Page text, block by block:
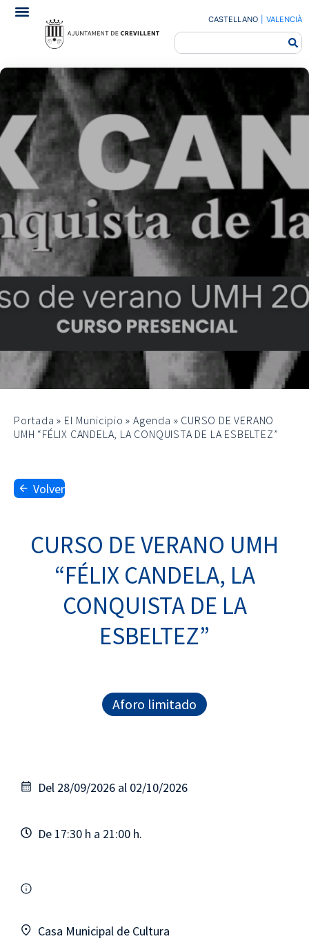
CASTELLANO VALENCIÀ
Portada » El Municipio »Agenda » CURSO DE VERANO
UMH “FÉLIX CANDELA, LA CONQUISTA DE LA ESBELTEZ”
Volver
CURSO DE VERANO UMH
“FÉLIX CANDELA, LA
CONQUISTA DE LA
ESBELTEZ”
Aforo limitado
Del 28/09/2026 al 02/10/2026
De 17:30 h a 21:00 h.
Casa Municipal de Cultura